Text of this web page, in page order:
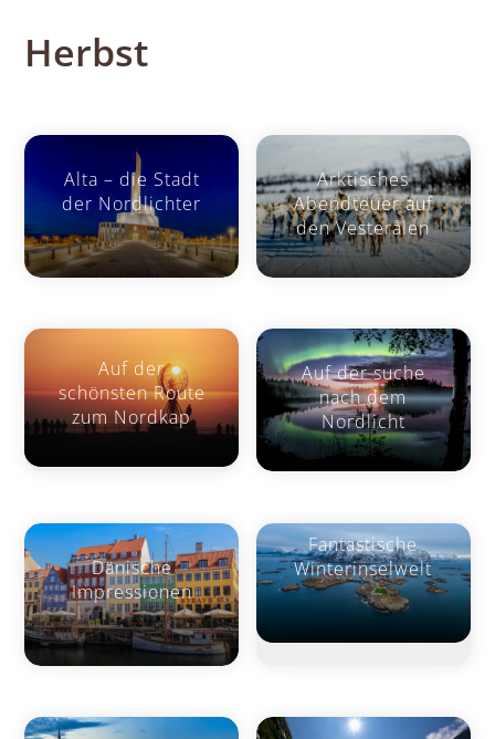
Herbst
Alta – die Stadt
der Nordlichter
Arktisches
Abendteuer auf
den Vesterålen
Auf der
schönsten Route
zum Nordkap
Auf der suche
nach dem
Nordlicht
Dänische
Impressionen
Fantastische
Winterinselwelt